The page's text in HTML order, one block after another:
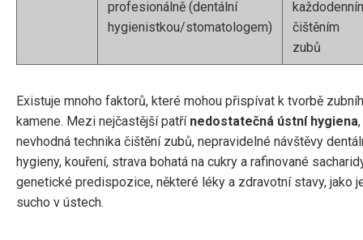
profesionálně (dentální
hygienistkou/stomatologem)
čištěním
zubů
Existuje mnoho faktorů, které mohou přispívat k tvorbě
kamene. Mezi nejčastější patří nedostatečná ústní hygiena,
nevhodná technika čištění zubů, nepravidelné návštěvy
hygieny, kouření, strava bohatá na cukry a rafinované
genetické predispozice, některé léky a zdravotní stavy, jako
sucho v ústech.